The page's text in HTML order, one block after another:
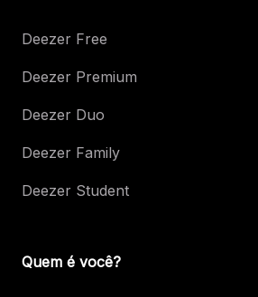
Deezer Free
Deezer Premium
Deezer Duo
Deezer Family
Deezer Student
Quem é você?